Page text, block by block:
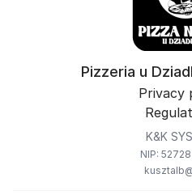
Pizzeria u
Privacy
K&K
NIP: